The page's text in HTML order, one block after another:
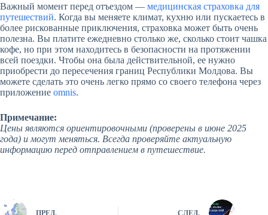
Важный момент перед отъездом — медицинская страховка для
путешествий. Когда вы меняете климат, кухню или пускаетесь в
более рискованные приключения, страховка может быть очень
полезна. Вы платите ежедневно столько же, сколько стоит чашка
кофе, но при этом находитесь в безопасности на протяжении
всей поездки. Чтобы она была действительной, ее нужно
приобрести до пересечения границ Республики Молдова. Вы
можете сделать это очень легко прямо со своего телефона через
приложение omnis.
Примечание:
Цены являются ориентировочными (проверены в июне 2025
года) и могут меняться. Всегда проверяйте актуальную
информацию перед отправлением в путешествие.